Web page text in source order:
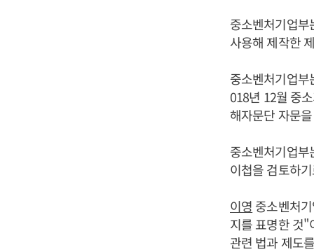
중소벤처기업부
사용해 제작한
중소벤처기업
018년 12월 중
해자문단 자문
중소벤처기업부
이첩을 검토하
이영 중소벤처
지를 표명한 것"
관련 법과 제도